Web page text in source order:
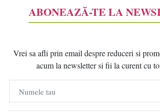
ABONEAZĂ-TE LA
Vrei sa afli prin email despre reduceri si
acum la newsletter si fii la curent cu
Numele tau